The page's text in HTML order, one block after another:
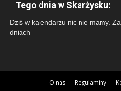
Tego dnia w Skarżysku:
Dziś w kalendarzu nic nie mamy.
dniach
O nas Regulaminy